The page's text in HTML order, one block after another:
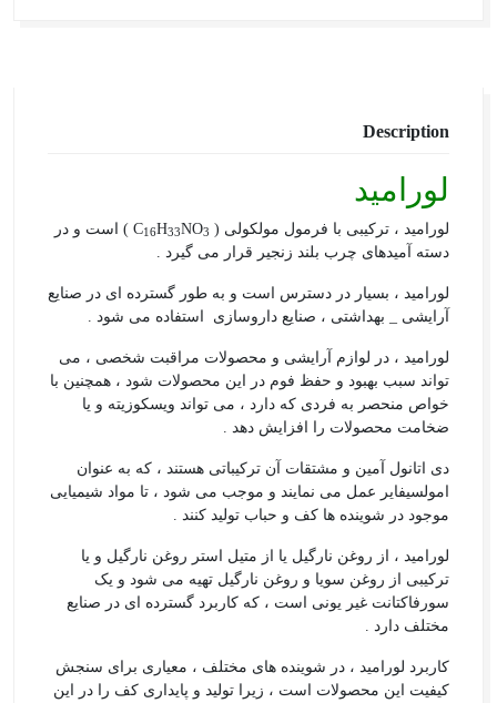
Description
لورامید
لورامید ، ترکیبی با فرمول مولکولی ( C 16H33NO3
) است و در
دسته آمیدهای چرب بلند زنجیر قرار می گیرد .
لورامید ، بسیار در دسترس است و به طور گسترده ای در صنایع
آرایشی _ بهداشتی ، صنایع داروسازی استفاده می شود .
لورامید ، در لوازم آرایشی و محصولات مراقبت شخصی ، می
تواند سبب بهبود و حفظ فوم در این محصولات شود ، همچنین با
خواص منحصر به فردی که دارد ، می تواند ویسکوزیته و یا
ضخامت محصولات را افزایش دهد .
دی اتانول آمین و مشتقات آن ترکیباتی هستند ، که به عنوان
امولسیفایر عمل می نمایند و موجب می شود ، تا مواد شیمیایی
موجود در شوینده ها کف و حباب تولید کنند .
لورامید ، از روغن نارگیل یا از متیل استر روغن نارگیل و یا
ترکیبی از روغن سویا و روغن نارگیل تهیه می شود و یک
سورفاکتانت غیر یونی است ، که کاربرد گسترده ای در صنایع
مختلف دارد .
کاربرد لورامید ، در شوینده های مختلف ، معیاری برای سنجش
کیفیت این محصولات است ، زیرا تولید و پایداری کف را در این